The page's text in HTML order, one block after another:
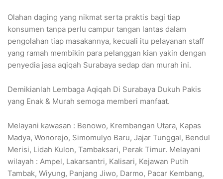
Olahan daging yang nikmat serta praktis bagi tiap
konsumen tanpa perlu campur tangan lantas dalam
pengolahan tiap masakannya, kecuali itu pelayanan staff
yang ramah membikin para pelanggan kian yakin dengan
penyedia jasa aqiqah Surabaya sedap dan murah ini.
Demikianlah Lembaga Aqiqah Di Surabaya Dukuh Pakis
yang Enak & Murah semoga memberi manfaat.
Melayani kawasan : Benowo, Krembangan Utara, Kapas
Madya, Wonorejo, Simomulyo Baru, Jajar Tunggal, Bendul
Merisi, Lidah Kulon, Tambaksari, Perak Timur. Melayani
wilayah : Ampel, Lakarsantri, Kalisari, Kejawan Putih
Tambak, Wiyung, Panjang Jiwo, Darmo, Pacar Kembang,